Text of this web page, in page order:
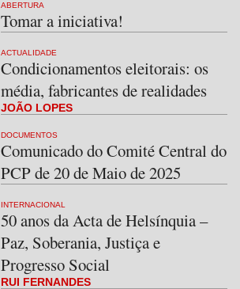
ABERTURA
Tomar a iniciativa!
ACTUALIDADE
Condicionamentos eleitorais: os
média, fabricantes de realidades
JOÃO LOPES
DOCUMENTOS
Comunicado do Comité Central do
PCP de 20 de Maio de 2025
INTERNACIONAL
50 anos da Acta de Helsínquia –
Paz, Soberania, Justiça e
Progresso Social
RUI FERNANDES